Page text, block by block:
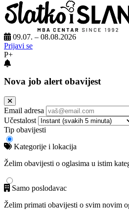
09.07. – 08.08.2026
Prijavi se
P+
Nova job alert obavijest
Email adresa
Učestalost
Tip obavijesti
Kategorije i lokacija
Želim obavijesti o oglasima u istim
Samo poslodavac
Želim primati obavijesti o svim novim